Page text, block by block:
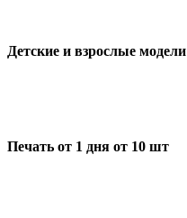
Детские и взрослые модели
Печать от 1 дня от 10 шт